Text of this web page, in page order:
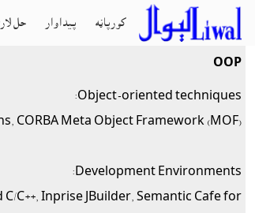
کورپاڼه پيداوار حل
OOP
Object-oriented techniques:
CORBA Meta Object Framework (MOF).
Development Environments:
C++, Inprise JBuilder, Semantic Cafe for